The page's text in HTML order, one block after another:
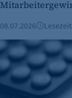
Zweck:
Es erlaubt
Cookie
480 Tage
etracker
Name:
08.07.2026
Arbeitsmarkt: